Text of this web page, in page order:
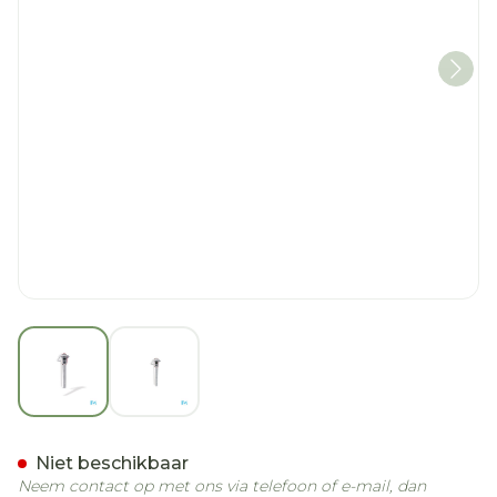
View larger image
Niet beschikbaar
Neem contact op met ons via telefoon of e-mail, dan